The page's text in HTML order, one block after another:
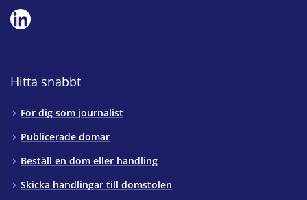
Hitta snabbt
För dig som journalist
Publicerade domar
Beställ en dom eller handling
Skicka handlingar till domstolen